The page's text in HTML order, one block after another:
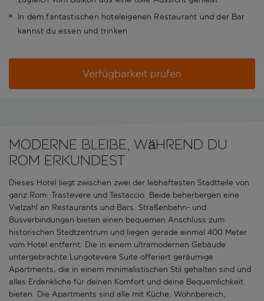
In dem fantastischen hoteleigenen Restaurant und der Bar
kannst du essen und trinken
Verfügbarkeit prüfen
Moderne Bleibe, während du
Rom erkundest
Dieses Hotel liegt zwischen zwei der lebhaftesten Stadtteile von
ganz Rom: Trastevere und Testaccio. Beide beherbergen eine
Vielzahl an Restaurants und Bars. Straßenbahn- und
Busverbindungen bieten einen bequemen Anschluss zum
historischen Stadtzentrum und liegen gerade einmal 400 Meter
vom Hotel entfernt. Die in einem ultramodernen Gebäude
untergebrachte Lungotevere Suite offeriert geräumige
Apartments, die in einem minimalistischen Stil gehalten sind und
alles Erdenkliche für deinen Komfort und deine Bequemlichkeit
bieten. Die Apartments sind alle mit Küche, Wohnbereich,